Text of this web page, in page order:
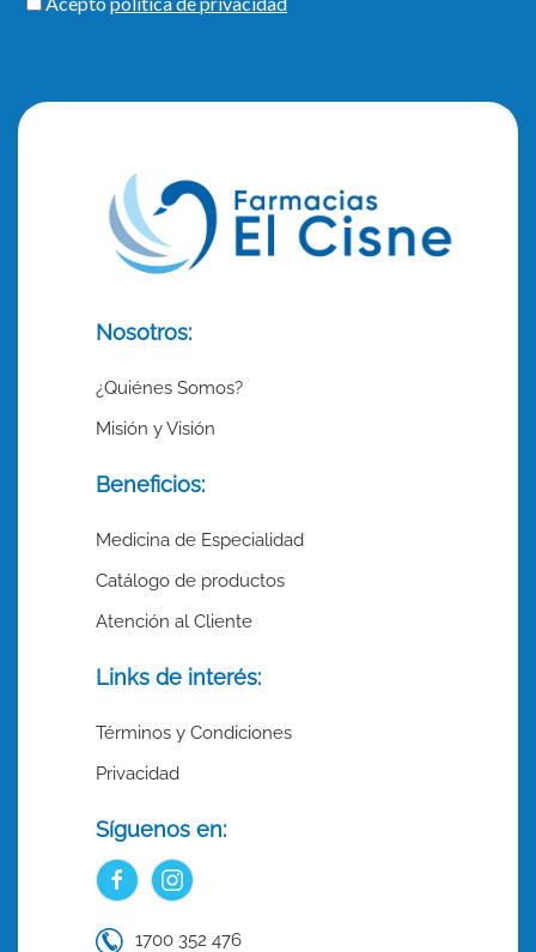
Nosotros:
¿Quiénes Somos?
Misión y Visión
Beneficios:
Medicina de Especialidad
Catálogo de productos
Atención al Cliente
Links de interés:
Términos y Condiciones
Privacidad
Síguenos en:
1700 352 476